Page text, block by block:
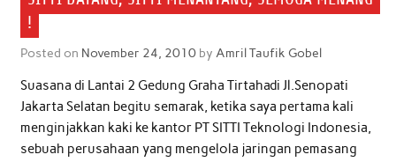
!
Posted on November 24, 2010by Amril Taufik Gobel
Suasana di Lantai 2 Gedung Graha Tirtahadi Jl.Senopati
Jakarta Selatan begitu semarak, ketika saya pertama kali
menginjakkan kaki ke kantor PT SITTI Teknologi Indonesia,
sebuah perusahaan yang mengelola jaringan pemasang